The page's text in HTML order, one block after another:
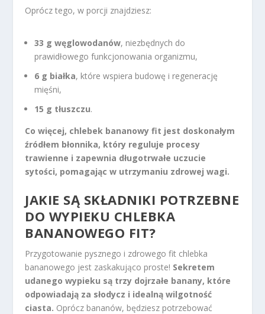
Oprócz tego, w porcji znajdziesz:
33 g węglowodanów, niezbędnych do
prawidłowego funkcjonowania organizmu,
6 g białka, które wspiera budowę i regenerację
mięśni,
15 g tłuszczu.
Co więcej, chlebek bananowy fit jest doskonałym
źródłem błonnika, który reguluje procesy
trawienne i zapewnia długotrwałe uczucie
sytości, pomagając w utrzymaniu zdrowej wagi.
JAKIE SĄ SKŁADNIKI POTRZEBNE
DO WYPIEKU CHLEBKA
BANANOWEGO FIT?
Przygotowanie pysznego i zdrowego fit chlebka
bananowego jest zaskakująco proste! Sekretem
udanego wypieku są trzy dojrzałe banany, które
odpowiadają za słodycz i idealną wilgotność
ciasta. Oprócz bananów, będziesz potrzebować